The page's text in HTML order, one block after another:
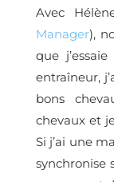
Avec
Manager),
que
entraîneur,
bons
chevaux et
Si j’ai une
synchronise